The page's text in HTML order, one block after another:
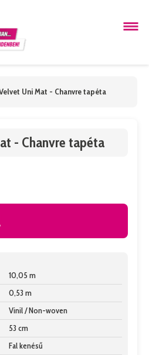
Uni Mat - Chanvre tapéta
- Chanvre tapéta
10,05 m
0,53 m
Vinil / Non-woven
53 cm
Fal kenésű